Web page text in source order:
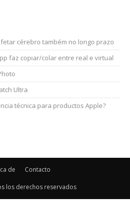
cérebro também no longo prazo
faz copiar/colar entre real e virtual
Ultra
técnica para productos Apple?
de Contacto
los derechos reservados